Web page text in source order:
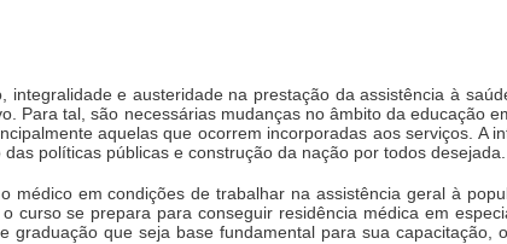
e austeridade na prestação da assistência à
Para tal, são necessárias mudanças no âmbito da educação
aquelas que ocorrem incorporadas aos serviços. A
políticas públicas e construção da nação por todos desejada.
médico em condições de trabalhar na assistência geral à
curso se prepara para conseguir residência médica em
que seja base fundamental para sua capacitação,